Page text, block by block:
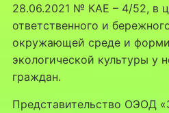
28.06.2021 № КАЕ – 4/52, в
ответственного и
окружающей среде и
экологической культуры у
граждан.
Представительство ОЭОД